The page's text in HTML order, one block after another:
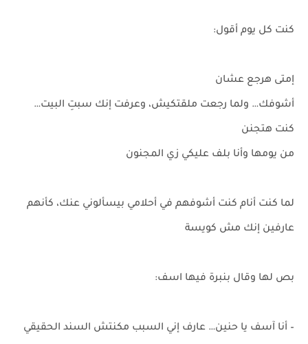
كنت كل يوم أقول:
إمتى هرجع عشان
أشوفك… ولما رجعت ملقتكيش، وعرفت إنك سبتِ البيت…
كنت هتجنن
من يومها وأنا بلف عليكي زي المجنون
لما كنت أنام كنت أشوفهم في أحلامي بيسألوني عنك، كأنهم
عارفين إنك مش كويسة
بص لها وقال بنبرة فيها اسف:
– أنا آسف يا حنين… عارف إني السبب مكنتش السند الحقيقي